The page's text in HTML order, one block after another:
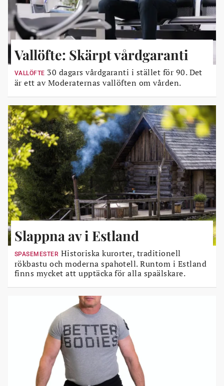
Vallöfte: Skärpt vårdgaranti
VALLÖFTE 30 dagars vårdgaranti i stället för 90. Det
är ett av Moderaternas vallöften om vården.
Slappna av i Estland
SPASEMESTER Historiska kurorter, traditionell
rökbastu och moderna spahotell. Runtom i Estland
finns mycket att upptäcka för alla spaälskare.